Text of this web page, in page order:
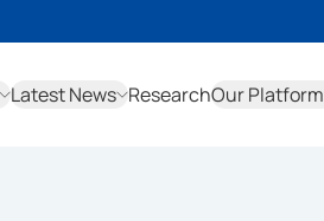
Latest News ResearchOur Platform